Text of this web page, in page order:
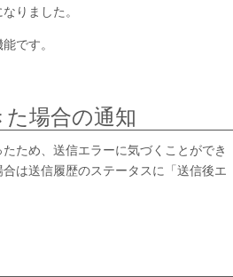
りました。
です。
場合の通知
ため、送信エラーに気づくことができ
は送信履歴のステータスに「送信後エ